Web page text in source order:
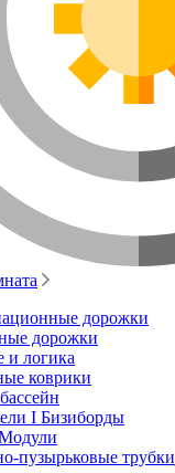
дорожки
дорожки
и логика
коврики
I Бизиборды
пузырьковые трубки